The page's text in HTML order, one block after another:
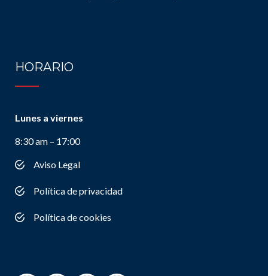
HORARIO
Lunes a viernes
8:30 am – 17:00
Aviso Legal
Política de privacidad
Política de cookies